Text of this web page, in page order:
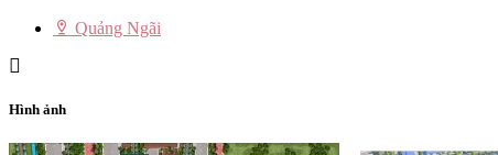
Quảng Ngãi
Hình ảnh